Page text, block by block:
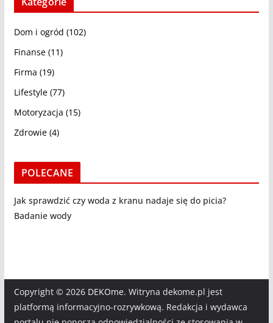
Dom i ogród (102)
Finanse(11)
Firma (19)
Lifestyle(77)
Motoryzacja (15)
Zdrowie(4)
POLECANE
Jak sprawdzić czy woda z kranu nadaje się do picia?
Badanie wody
Copyright © 2026 DEKOme. Witryna dekome.pl jest
platformą informacyjno-rozrywkową. Redakcja i wydawca